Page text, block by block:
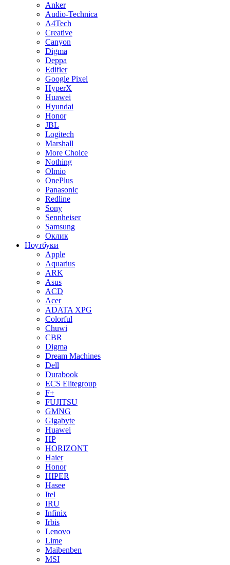
Anker
Audio-Technica
A4Tech
Creative
Canyon
Digma
Deppa
Edifier
Google Pixel
HyperX
Huawei
Hyundai
Honor
JBL
Logitech
Marshall
More Choice
Nothing
Olmio
OnePlus
Panasonic
Redline
Sony
Sennheiser
Samsung
Оклик
Ноутбуки
Apple
Aquarius
ARK
Asus
ACD
Acer
ADATA XPG
Colorful
Chuwi
CBR
Digma
Dream Machines
Dell
Durabook
ECS Elitegroup
F+
FUJITSU
GMNG
Gigabyte
Huawei
HP
HORIZONT
Haier
Honor
HIPER
Hasee
Itel
IRU
Infinix
Irbis
Lenovo
Lime
Maibenben
MSI